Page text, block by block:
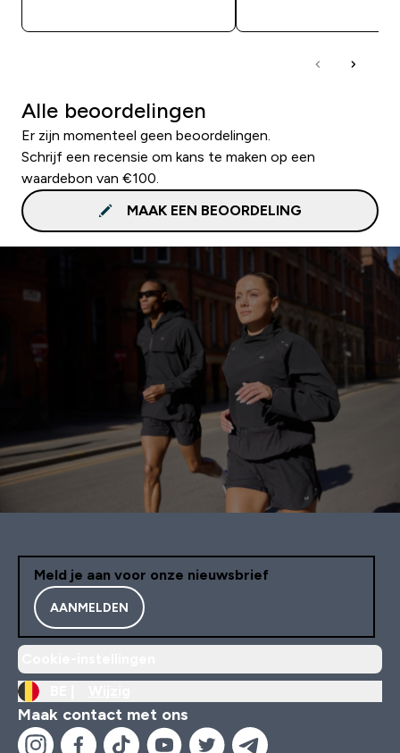
Alle beoordelingen
Er zijn momenteel geen beoordelingen.
Schrijf een recensie om kans te maken op een
waardebon van €100.
MAAK EEN BEOORDELING
Meld je aan voor onze nieuwsbrief
AANMELDEN
Maak contact met ons